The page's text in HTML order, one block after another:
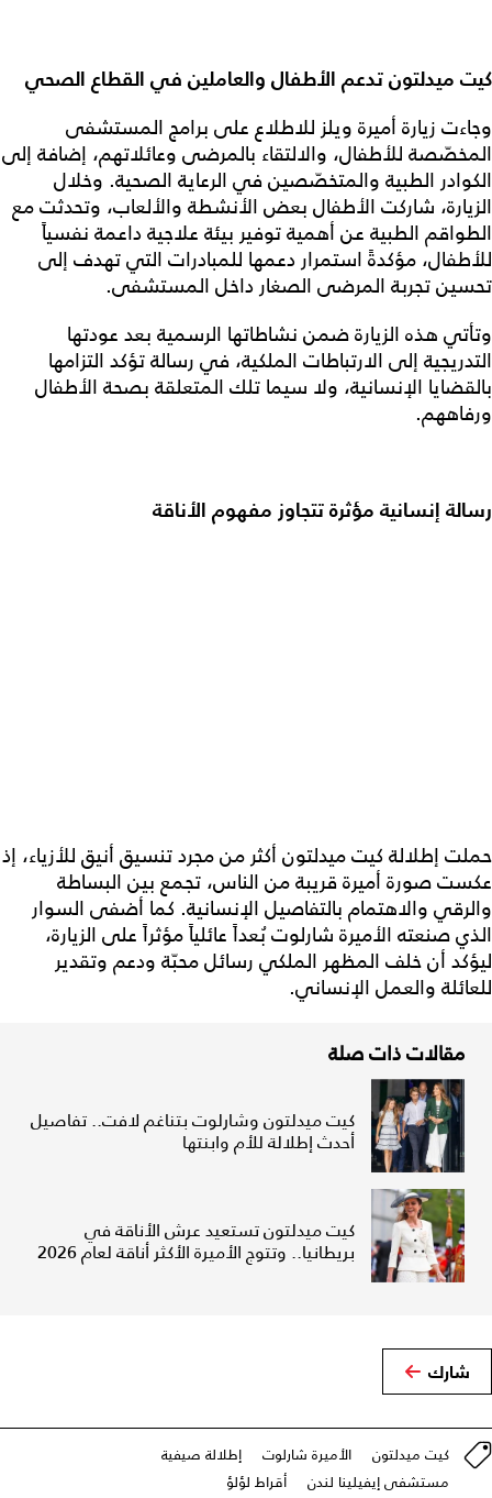
كيت ميدلتون تدعم الأطفال والعاملين في القطاع الصحي
وجاءت زيارة أميرة ويلز للاطلاع على برامج المستشفى
المخصّصة للأطفال، والالتقاء بالمرضى وعائلاتهم، إضافة إلى
الكوادر الطبية والمتخصّصين في الرعاية الصحية. وخلال
الزيارة، شاركت الأطفال بعض الأنشطة والألعاب، وتحدثت مع
الطواقم الطبية عن أهمية توفير بيئة علاجية داعمة نفسياً
للأطفال، مؤكدةً استمرار دعمها للمبادرات التي تهدف إلى
تحسين تجربة المرضى الصغار داخل المستشفى.
وتأتي هذه الزيارة ضمن نشاطاتها الرسمية بعد عودتها
التدريجية إلى الارتباطات الملكية، في رسالة تؤكد التزامها
بالقضايا الإنسانية، ولا سيما تلك المتعلقة بصحة الأطفال
ورفاههم.
رسالة إنسانية مؤثرة تتجاوز مفهوم الأناقة
حملت إطلالة كيت ميدلتون أكثر من مجرد تنسيق أنيق للأزياء، إذ
عكست صورة أميرة قريبة من الناس، تجمع بين البساطة
والرقي والاهتمام بالتفاصيل الإنسانية. كما أضفى السوار
الذي صنعته الأميرة شارلوت بُعداً عائلياً مؤثراً على الزيارة،
ليؤكد أن خلف المظهر الملكي رسائل محبّة ودعم وتقدير
للعائلة والعمل الإنساني.
مقالات ذات صلة
كيت ميدلتون وشارلوت بتناغم لافت.. تفاصيل
أحدث إطلالة للأم وابنتها
كيت ميدلتون تستعيد عرش الأناقة في
بريطانيا.. وتتوج الأميرة الأكثر أناقة لعام 2026
شارك
كيت ميدلتون الأميرة شارلوت
إطلالة صيفية
مستشفى إيفيلينا لندن
أقراط لؤلؤ